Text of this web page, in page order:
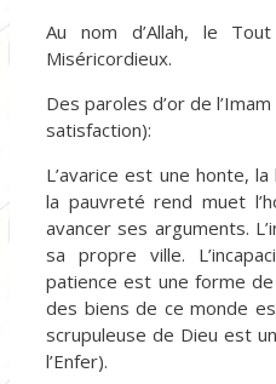
Au nom d’Allah, le
Miséricordieux.
Des paroles d’or de
satisfaction):
L’avarice est une honte,
la pauvreté rend muet
avancer ses arguments.
sa propre ville.
patience est une forme
des biens de ce monde
scrupuleuse de Dieu est
l’Enfer).